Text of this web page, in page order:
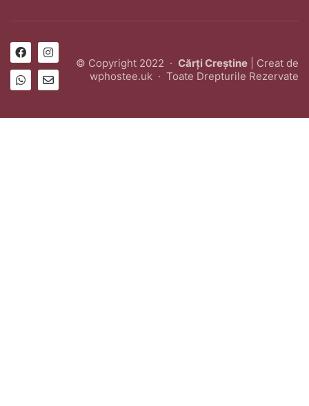
© Copyright 2022 · Cărți Creștine | Creat de
wphostee.uk · Toate Drepturile Rezervate